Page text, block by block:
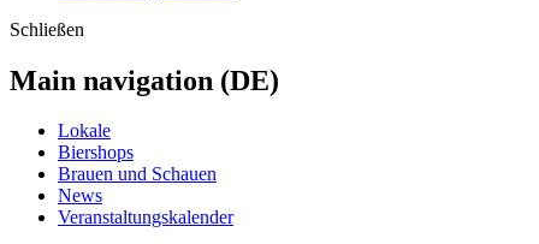
Schließen
Main navigation (DE)
Lokale
Biershops
Brauen und Schauen
News
Veranstaltungskalender